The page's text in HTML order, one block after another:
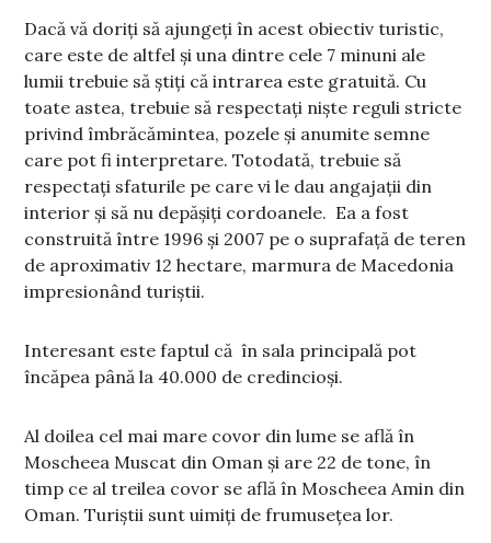
Dacă vă doriți să ajungeți în acest obiectiv turistic,
care este de altfel și una dintre cele 7 minuni ale
lumii trebuie să știți că intrarea este gratuită. Cu
toate astea, trebuie să respectați niște reguli stricte
privind îmbrăcămintea, pozele și anumite semne
care pot fi interpretare. Totodată, trebuie să
respectați sfaturile pe care vi le dau angajații din
interior și să nu depășiți cordoanele. Ea a fost
construită între 1996 și 2007 pe o suprafață de teren
de aproximativ 12 hectare, marmura de Macedonia
impresionând turiștii.
Interesant este faptul că în sala principală pot
încăpea până la 40.000 de credincioși.
Al doilea cel mai mare covor din lume se află în
Moscheea Muscat din Oman și are 22 de tone, în
timp ce al treilea covor se află în Moscheea Amin din
Oman. Turiștii sunt uimiți de frumusețea lor.